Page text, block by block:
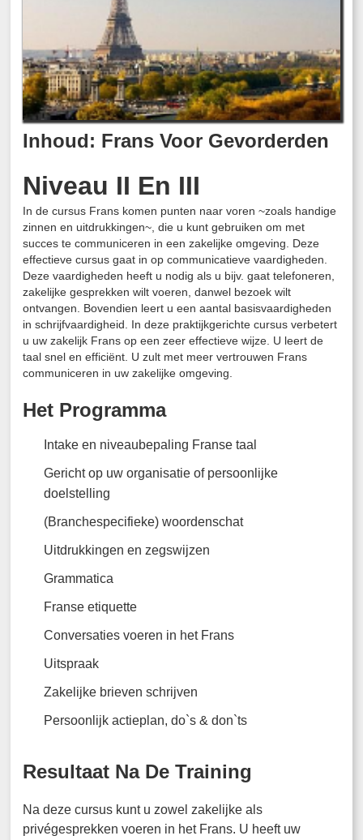
Inhoud: Frans Voor Gevorderden
Niveau II En III
In de cursus Frans komen punten naar voren ~zoals handige
zinnen en uitdrukkingen~, die u kunt gebruiken om met
succes te communiceren in een zakelijke omgeving. Deze
effectieve cursus gaat in op communicatieve vaardigheden.
Deze vaardigheden heeft u nodig als u bijv. gaat telefoneren,
zakelijke gesprekken wilt voeren, danwel bezoek wilt
ontvangen. Bovendien leert u een aantal basisvaardigheden
in schrijfvaardigheid. In deze praktijkgerichte cursus verbetert
u uw zakelijk Frans op een zeer effectieve wijze. U leert de
taal snel en efficiënt. U zult met meer vertrouwen Frans
communiceren in uw zakelijke omgeving.
Het Programma
Intake en niveaubepaling Franse taal
Gericht op uw organisatie of persoonlijke
doelstelling
(Branchespecifieke) woordenschat
Uitdrukkingen en zegswijzen
Grammatica
Franse etiquette
Conversaties voeren in het Frans
Uitspraak
Zakelijke brieven schrijven
Persoonlijk actieplan, do`s & don`ts
Resultaat Na De Training
Na deze cursus kunt u zowel zakelijke als
privégesprekken voeren in het Frans. U heeft uw